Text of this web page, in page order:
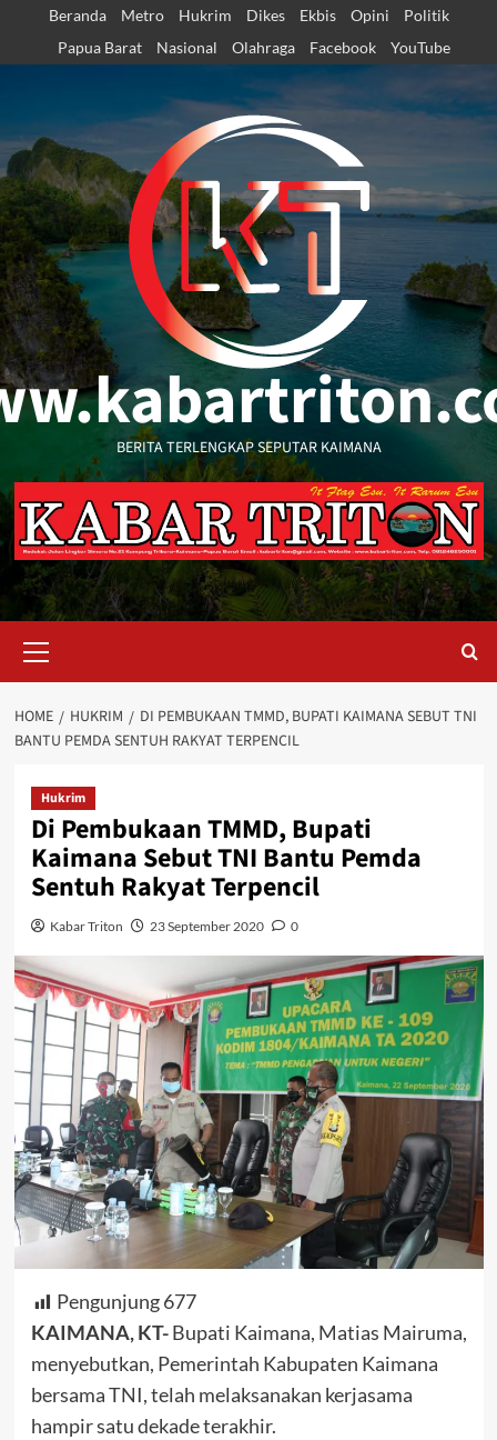
content
Beranda Metro Hukrim Dikes Ekbis Opini
Politik
Papua Barat
Nasional Olahraga Facebook YouTube
BERITA TERLENGKAP SEPUTAR KAIMANA
Menu
HOME HUKRIM
DI PEMBUKAAN TMMD, BUPATI KAIMANA SEBUT TNI
BANTU PEMDA SENTUH RAKYAT TERPENCIL
Hukrim
Di Pembukaan TMMD, Bupati
Kaimana Sebut TNI Bantu Pemda
Sentuh Rakyat Terpencil
Kabar Triton 23 September 2020 0
Pengunjung 677
KAIMANA, KT-Bupati Kaimana, Matias Mairuma,
menyebutkan, Pemerintah Kabupaten Kaimana
bersama TNI, telah melaksanakan kerjasama
hampir satu dekade terakhir.